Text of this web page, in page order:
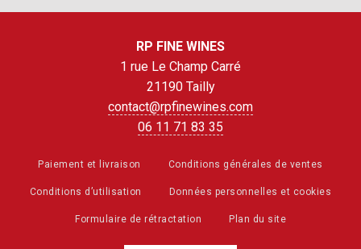
RP FINE WINES
1 rue Le Champ Carré
21190 Tailly
contact@rpfinewines.com
06 11 71 83 35
Paiement et livraison Conditions générales de ventes
Conditions d’utilisation Données personnelles et cookies
Formulaire de rétractation Plan du site